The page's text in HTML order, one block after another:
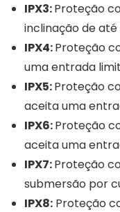
IPX3:Proteção
inclinação de até
IPX4:Proteção
uma entrada
IPX5:Proteção
aceita uma
IPX6:Proteção
aceita uma
IPX7:Proteção
submersão por
IPX8: Proteção